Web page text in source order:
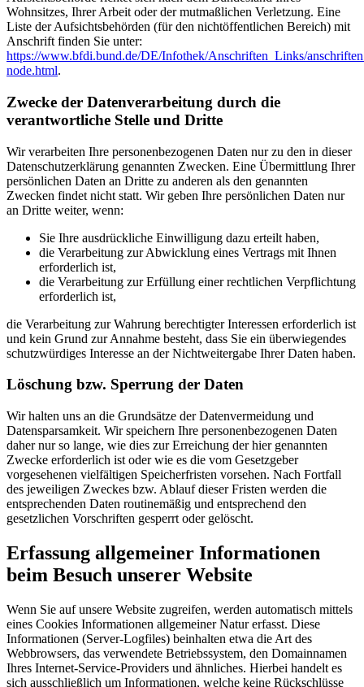
Wohnsitzes, Ihrer Arbeit oder der mutmaßlichen Verletzung. Eine
Liste der Aufsichtsbehörden (für den nichtöffentlichen Bereich) mit
Anschrift finden Sie unter:
https://www.bfdi.bund.de/DE/Infothek/Anschriften_Links/
node.html.
Zwecke der Datenverarbeitung durch die
verantwortliche Stelle und Dritte
Wir verarbeiten Ihre personenbezogenen Daten nur zu den in dieser
Datenschutzerklärung genannten Zwecken. Eine Übermittlung Ihrer
persönlichen Daten an Dritte zu anderen als den genannten
Zwecken findet nicht statt. Wir geben Ihre persönlichen Daten nur
an Dritte weiter, wenn:
Sie Ihre ausdrückliche Einwilligung dazu erteilt haben,
die Verarbeitung zur Abwicklung eines Vertrags mit Ihnen
erforderlich ist,
die Verarbeitung zur Erfüllung einer rechtlichen Verpflichtung
erforderlich ist,
die Verarbeitung zur Wahrung berechtigter Interessen erforderlich ist
und kein Grund zur Annahme besteht, dass Sie ein überwiegendes
schutzwürdiges Interesse an der Nichtweitergabe Ihrer Daten haben.
Löschung bzw. Sperrung der Daten
Wir halten uns an die Grundsätze der Datenvermeidung und
Datensparsamkeit. Wir speichern Ihre personenbezogenen Daten
daher nur so lange, wie dies zur Erreichung der hier genannten
Zwecke erforderlich ist oder wie es die vom Gesetzgeber
vorgesehenen vielfältigen Speicherfristen vorsehen. Nach Fortfall
des jeweiligen Zweckes bzw. Ablauf dieser Fristen werden die
entsprechenden Daten routinemäßig und entsprechend den
gesetzlichen Vorschriften gesperrt oder gelöscht.
Erfassung allgemeiner Informationen
beim Besuch unserer Website
Wenn Sie auf unsere Website zugreifen, werden automatisch mittels
eines Cookies Informationen allgemeiner Natur erfasst. Diese
Informationen (Server-Logfiles) beinhalten etwa die Art des
Webbrowsers, das verwendete Betriebssystem, den Domainnamen
Ihres Internet-Service-Providers und ähnliches. Hierbei handelt es
sich ausschließlich um Informationen, welche keine Rückschlüsse